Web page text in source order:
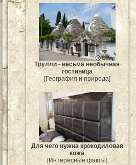
Трулли - весьма необычная
гостиница
[География и природа]
Для чего нужна крокодиловая
кожа
[Интересные факты]